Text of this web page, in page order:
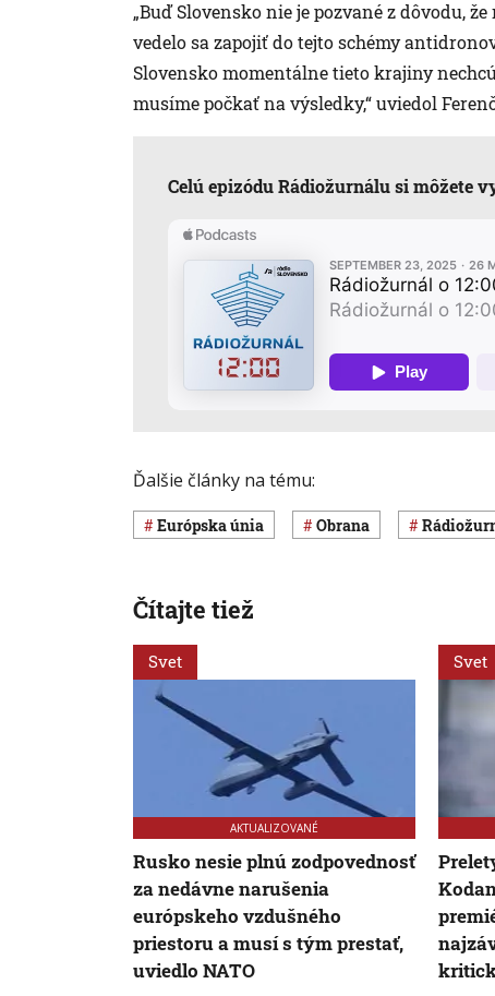
„Buď Slovensko nie je pozvané z dôvodu,
vedelo sa zapojiť do tejto schémy
Slovensko momentálne tieto krajiny
musíme počkať na výsledky,“ uviedol
Celú epizódu Rádiožurnálu si môžete
Ďalšie články na tému:
Európska únia obrana
Čítajte tiež
Svet
AKTUALIZOVANÉ
Rusko nesie plnú zodpovednosť
za nedávne narušenia
európskeho vzdušného
priestoru a musí s tým prestať,
uviedlo NATO
Svet